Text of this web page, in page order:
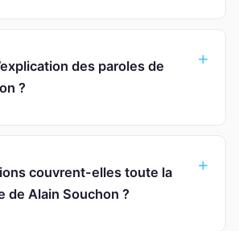
des paroles de
?
couvrent-elles toute la
de Alain Souchon ?